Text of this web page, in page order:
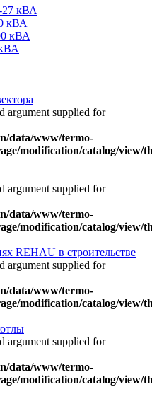
27 кВА
кВА
кВА
argument supplied for
data/www/termo-
modification/catalog/view/
argument supplied for
data/www/termo-
modification/catalog/view/
REHAU в строительстве
argument supplied for
data/www/termo-
modification/catalog/view/
argument supplied for
data/www/termo-
modification/catalog/view/